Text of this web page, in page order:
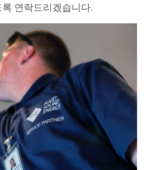
연락드리겠습니다.